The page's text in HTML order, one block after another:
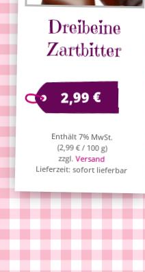
Dreibeine
Zartbitter
2,99€
Enthält 7% MwSt.
(2,99€/ 100 g)
zzgl.Versand
Lieferzeit: sofort lieferbar